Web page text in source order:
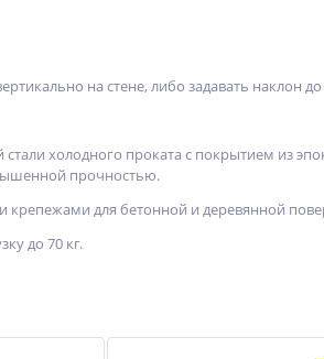
на стене, либо задавать наклон до
стали холодного проката с покрытием из
прочностью.
крепежами для бетонной и деревянной
до 70 кг.